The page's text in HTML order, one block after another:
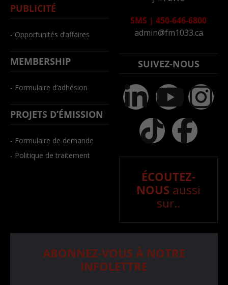
PUBLICITÉ
- Opportunités d’affaires
MEMBERSHIP
- Formulaire d’adhésion
PROJETS D’ÉMISSION
- Formulaire de demande
- Politique de traitement
SMS | 450-646-6800
admin@fm1033.ca
SUIVEZ-NOUS
ÉCOUTEZ-
NOUS aussi
sur..
ABONNEZ-VOUS À NOTRE
INFOLETTRE